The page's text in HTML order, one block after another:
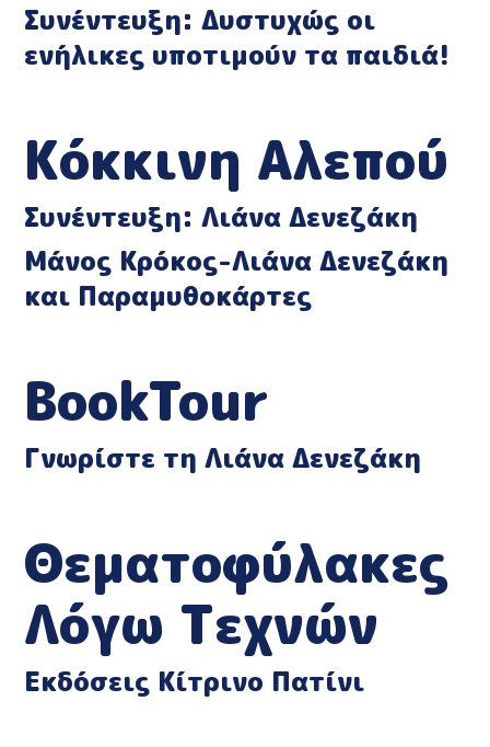
Συνέντευξη: Δυστυχώς οι
ενήλικες υποτιμούν τα παιδιά!
Κόκκινη Αλεπού
Συνέντευξη: Λιάνα Δενεζάκη
Μάνος Κρόκος-Λιάνα Δενεζάκη
και Παραμυθοκάρτες
BookTour
Γνωρίστε τη Λιάνα Δενεζάκη
Θεματοφύλακες
Λόγω Τεχνών
Εκδόσεις Κίτρινο Πατίνι